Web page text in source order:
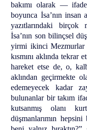
bakımı olarak —
boyunca İsa’nın
yazıtlarındaki birçok
İsa’nın son bilinçsel
yirmi ikinci Mezmurlar
kısmını aklında tekrar
hareket etse de, o,
aklından geçirmekte
edemeyecek kadar
bulunanlar bir takım
kutsanmış olanı
düşmanlarımın